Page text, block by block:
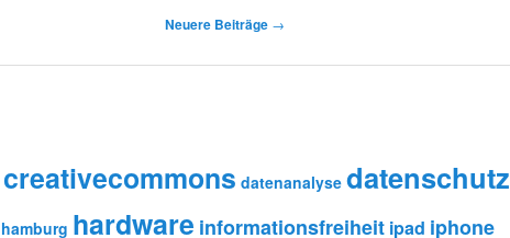
Neuere Beiträge →
creativecommons datenanalyse datenschutz
hamburg hardware informationsfreiheit ipad iphone